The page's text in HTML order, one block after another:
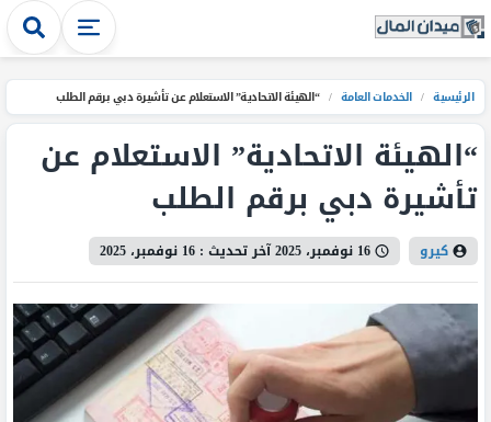
الرئيسية / الخدمات العامة / “الهيئة الاتحادية” الاستعلام عن تأشيرة دبي برقم الطلب
“الهيئة الاتحادية” الاستعلام عن
تأشيرة دبي برقم الطلب
كيرو 16 نوفمبر، 2025 آخر تحديث : 16 نوفمبر، 2025